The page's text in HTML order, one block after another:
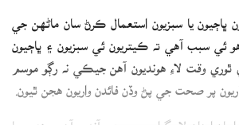
يا سبزيون استعمال ڪرڻ سان ماڻهن جي
ئي سبب آهي ته ڪيتريون ئي سبزيون ۽ ڀاڄيون
وقت لاءِ هونديون آهن جيڪي نه رڳو موسم
پر صحت جي پڻ وڏن فائدن واريون هجن ٿيون.
اوهان لاءِ گوار جي سبزي آندي آهي جنهن جا